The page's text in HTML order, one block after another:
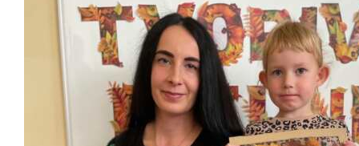
Krúžková činnosť
Zverejňovanie
Školská jedáleň
Jedálny lístok
Kontakt